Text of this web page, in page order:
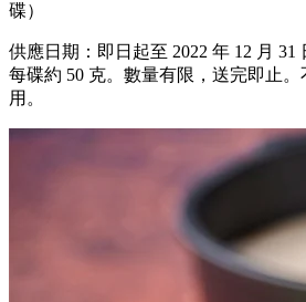
碟）
供應日期：即日起至 2022 年 12 月 31
每碟約 50 克。數量有限，送完即止
用。